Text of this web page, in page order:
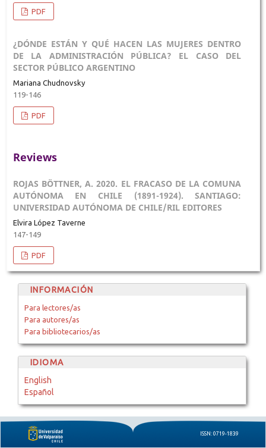
PDF
¿DÓNDE ESTÁN Y QUÉ HACEN LAS MUJERES DENTRO
DE LA ADMINISTRACIÓN PÚBLICA? EL CASO DEL
SECTOR PÚBLICO ARGENTINO
Mariana Chudnovsky
119-146
PDF
Reviews
ROJAS BÖTTNER, A. 2020. EL FRACASO DE LA COMUNA
AUTÓNOMA EN CHILE (1891-1924). SANTIAGO:
UNIVERSIDAD AUTÓNOMA DE CHILE/RIL EDITORES
Elvira López Taverne
147-149
PDF
INFORMACIÓN
Para lectores/as
Para autores/as
Para bibliotecarios/as
IDIOMA
English
Español
ISSN: 0719-1839